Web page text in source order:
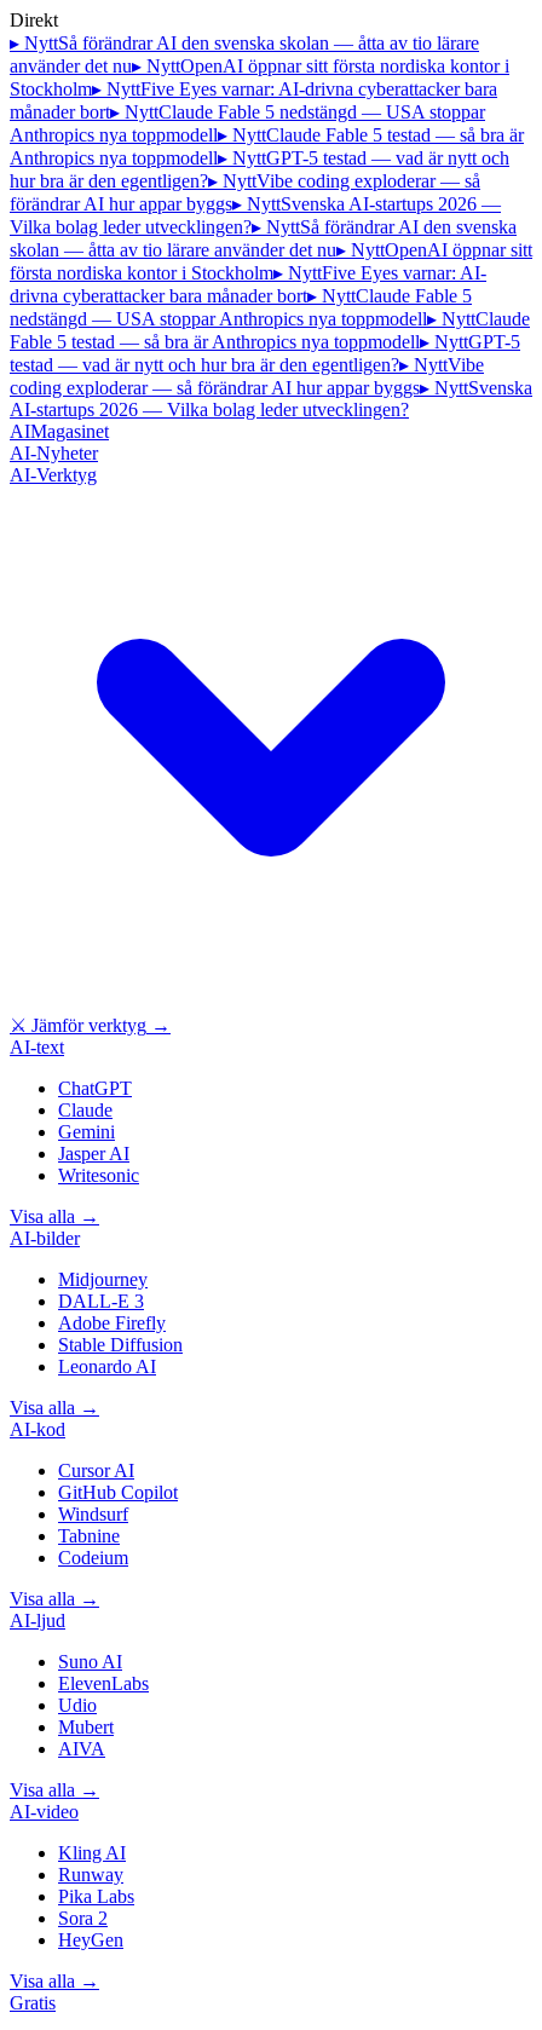
Direkt
▸ NyttSå förändrar AI den svenska skolan — åtta av tio lärare
använder det nu▸ NyttOpenAI öppnar sitt första nordiska kontor i
Stockholm▸ NyttFive Eyes varnar: AI-drivna cyberattacker bara
månader bort▸ NyttClaude Fable 5 nedstängd — USA stoppar
Anthropics nya toppmodell▸ NyttClaude Fable 5 testad — så bra är
Anthropics nya toppmodell▸ NyttGPT-5 testad — vad är nytt och
hur bra är den egentligen?▸ NyttVibe coding exploderar — så
förändrar AI hur appar byggs▸ NyttSvenska AI-startups 2026 —
Vilka bolag leder utvecklingen?▸ NyttSå förändrar AI den svenska
skolan — åtta av tio lärare använder det nu▸ NyttOpenAI öppnar sitt
första nordiska kontor i Stockholm▸ NyttFive Eyes varnar: AI-
drivna cyberattacker bara månader bort▸ NyttClaude Fable 5
nedstängd — USA stoppar Anthropics nya toppmodell▸ NyttClaude
Fable 5 testad — så bra är Anthropics nya toppmodell▸ NyttGPT-5
testad — vad är nytt och hur bra är den egentligen?▸ NyttVibe
coding exploderar — så förändrar AI hur appar byggs▸ NyttSvenska
AI-startups 2026 — Vilka bolag leder utvecklingen?
AIMagasinet
AI-Nyheter
AI-Verktyg
⚔ Jämför verktyg →
AI-text
ChatGPT
Claude
Gemini
Jasper AI
Writesonic
Visa alla →
AI-bilder
Midjourney
DALL-E 3
Adobe Firefly
Stable Diffusion
Leonardo AI
Visa alla →
AI-kod
Cursor AI
GitHub Copilot
Windsurf
Tabnine
Codeium
Visa alla →
AI-ljud
Suno AI
ElevenLabs
Udio
Mubert
AIVA
Visa alla →
AI-video
Kling AI
Runway
Pika Labs
Sora 2
HeyGen
Visa alla →
Gratis